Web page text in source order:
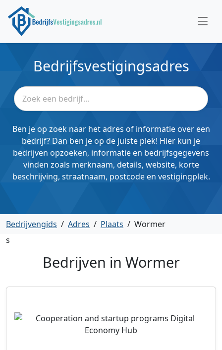
Bedrijfsvestigingsadres
Ben je op zoek naar het adres of informatie over een
bedrijf? Dan ben je op de juiste plek! Hier kun je
bedrijven opzoeken, informatie en bedrijfsgegevens
vinden zoals merknaam, details, website, korte
beschrijving, straatnaam, postcode en vestigingplek.
Bedrijvengids / Adres / Plaats / Wormer
s
Bedrijven in Wormer